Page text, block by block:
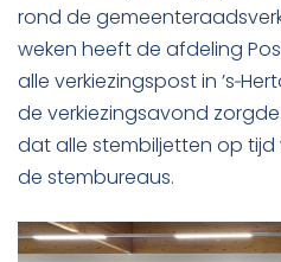
rond de
weken heeft de afdeling
alle verkiezingspost in
de verkiezingsavond
dat alle stembiljetten op
de stembureaus.